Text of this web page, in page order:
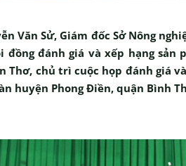
Văn Sử, Giám đốc Sở Nông
đồng đánh giá và xếp hạng sản
Thơ, chủ trì cuộc họp đánh giá
huyện Phong Điền, quận Bình